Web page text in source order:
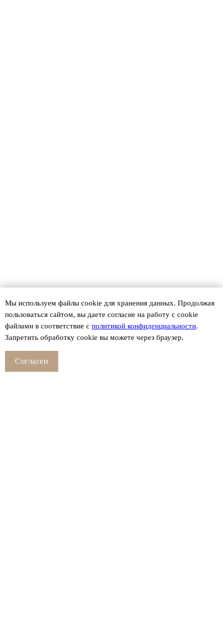
Мы используем файлы сookie для хранения данных. Продолжая
пользоваться сайтом, вы даете согласие на работу с cookie
файлами в соответствие с политикой конфиденциальности.
Запретить обработку cookie вы можете через браузер.
Согласен